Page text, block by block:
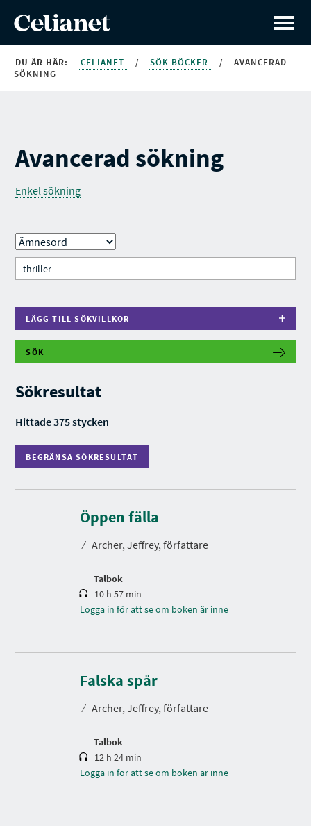
DU ÄR HÄR: CELIANET / SÖK BÖCKER /
AVANCERAD
SÖKNING
Avancerad sökning
Enkel sökning
LÄGG TILL SÖKVILLKOR
SÖK
Sökresultat
Hittade 375 stycken
BEGRÄNSA SÖKRESULTAT
B
G
R
S
S
Ö
K
E
Öppen fälla
⁄ Archer, Jeffrey, författare
Talbok
S
e
l
i
10 h 57 min
Logga in för att se om boken är inne
Falska spår
⁄ Archer, Jeffrey, författare
Talbok
S
e
l
i
12 h 24 min
Logga in för att se om boken är inne
S